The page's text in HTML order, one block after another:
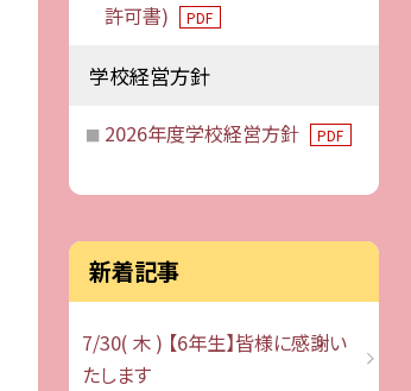
許可書)
PDF
学校経営方針
2026年度学校経営方針 PDF
新着記事
7/30( 木 ) 【6年生】皆様に感謝い
たします